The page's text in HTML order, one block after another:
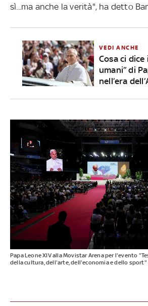
sì...ma anche la verità", ha detto
VEDI ANCHE
Cosa ci
umani” di
nell’era
Papa Leone XIV alla Movistar Arena per l'evento
della cultura, dell'arte, dell'economia e dello sport"